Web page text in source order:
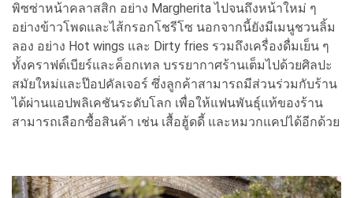
พิซซ่าหน้าคลาสสิก อย่าง Margherita ไปจนถึงหน้าใหม่ ๆ
อย่างข้าวโพดและไส้กรอกโชรีโซ นอกจากนี้ยังมีเมนูชวนลิ้ม
ลอง อย่าง Hot wings และ Dirty fries รวมถึงเครื่องดื่มเย็น ๆ
ทั้งคราฟต์เบียร์และค็อกเทล บรรยากาศร้านเต็มไปด้วยศิลปะ
สมัยใหม่และป๊อปคัลเจอร์ ซึ่งลูกค้าสามารถมีส่วนร่วมกับร้าน
ได้ผ่านแอปพลิเคชันระดับโลก เพื่อให้แฟนพันธุ์แท้ของร้าน
สามารถเลือกซื้อสินค้า เช่น เสื้อฮู้ดดี้ และหมวกแคปได้อีกด้วย